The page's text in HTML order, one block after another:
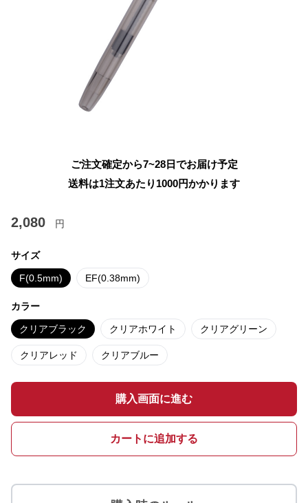
ご注文確定から7~28日でお届け予定
送料は1注文あたり 1000円かかります
2,080 円
サイズ
F(0.5mm) EF(0.38mm)
カラー
クリアブラック クリアホワイト クリアグリーン
クリアレッド クリアブルー
購入画面に進む
カートに追加する